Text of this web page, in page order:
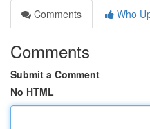
Comments
Who
Comments
Submit a Comment
No HTML